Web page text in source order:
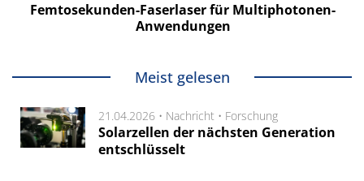
Femtosekunden-Faserlaser für Multiphotonen-
Anwendungen
Meist gelesen
21.04.2026 • Nachricht • Forschung
Solarzellen der nächsten Generation
entschlüsselt